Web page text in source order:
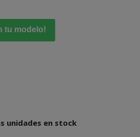
tu modelo!
unidades en stock